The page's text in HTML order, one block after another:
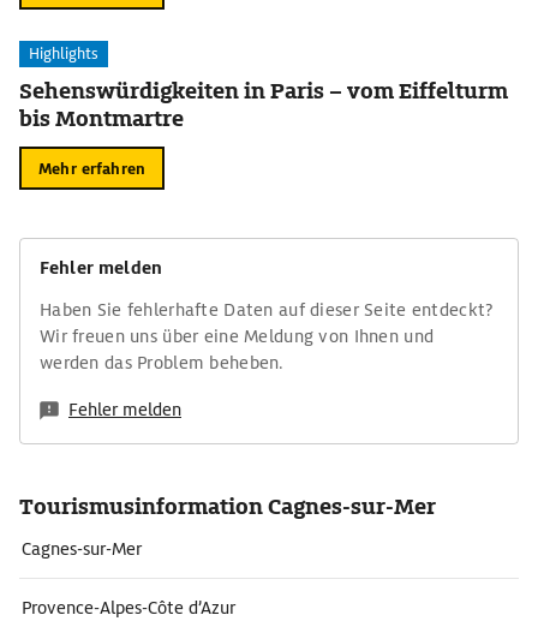
Highlights
Sehenswürdigkeiten in Paris – vom Eiffelturm
bis Montmartre
Mehr erfahren
Fehler melden
Haben Sie fehlerhafte Daten auf dieser Seite entdeckt?
Wir freuen uns über eine Meldung von Ihnen und
werden das Problem beheben.
Fehler melden
Tourismusinformation Cagnes-sur-Mer
Cagnes-sur-Mer
Provence-Alpes-Côte d’Azur